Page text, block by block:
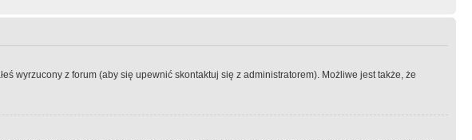
wyrzucony z forum (aby się upewnić skontaktuj się z administratorem). Możliwe jest także, że